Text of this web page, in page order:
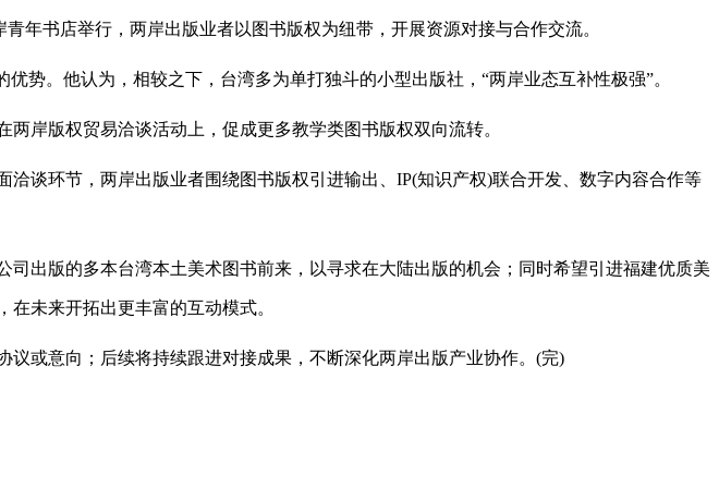
书店举行，两岸出版业者以图书版权为纽带，开展资源对接与合作交流。
。他认为，相较之下，台湾多为单打独斗的小型出版社，“两岸业态互补性极强”。
岸版权贸易洽谈活动上，促成更多教学类图书版权双向流转。
环节，两岸出版业者围绕图书版权引进输出、IP(知识产权)联合开发、数字内容合作等
版的多本台湾本土美术图书前来，以寻求在大陆出版的机会；同时希望引进福建优质美
未来开拓出更丰富的互动模式。
或意向；后续将持续跟进对接成果，不断深化两岸出版产业协作。(完)